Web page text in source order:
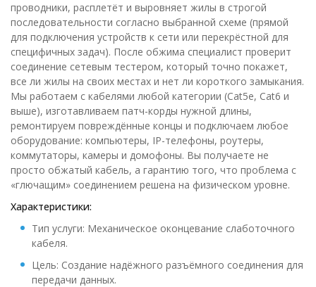
проводники, расплетёт и выровняет жилы в строгой
последовательности согласно выбранной схеме (прямой
для подключения устройств к сети или перекрёстной для
специфичных задач). После обжима специалист проверит
соединение сетевым тестером, который точно покажет,
все ли жилы на своих местах и нет ли короткого замыкания.
Мы работаем с кабелями любой категории (Cat5e, Cat6 и
выше), изготавливаем патч-корды нужной длины,
ремонтируем повреждённые концы и подключаем любое
оборудование: компьютеры, IP-телефоны, роутеры,
коммутаторы, камеры и домофоны. Вы получаете не
просто обжатый кабель, а гарантию того, что проблема с
«глючащим» соединением решена на физическом уровне.
Характеристики:
Тип услуги: Механическое оконцевание слаботочного
кабеля.
Цель: Создание надёжного разъёмного соединения для
передачи данных.